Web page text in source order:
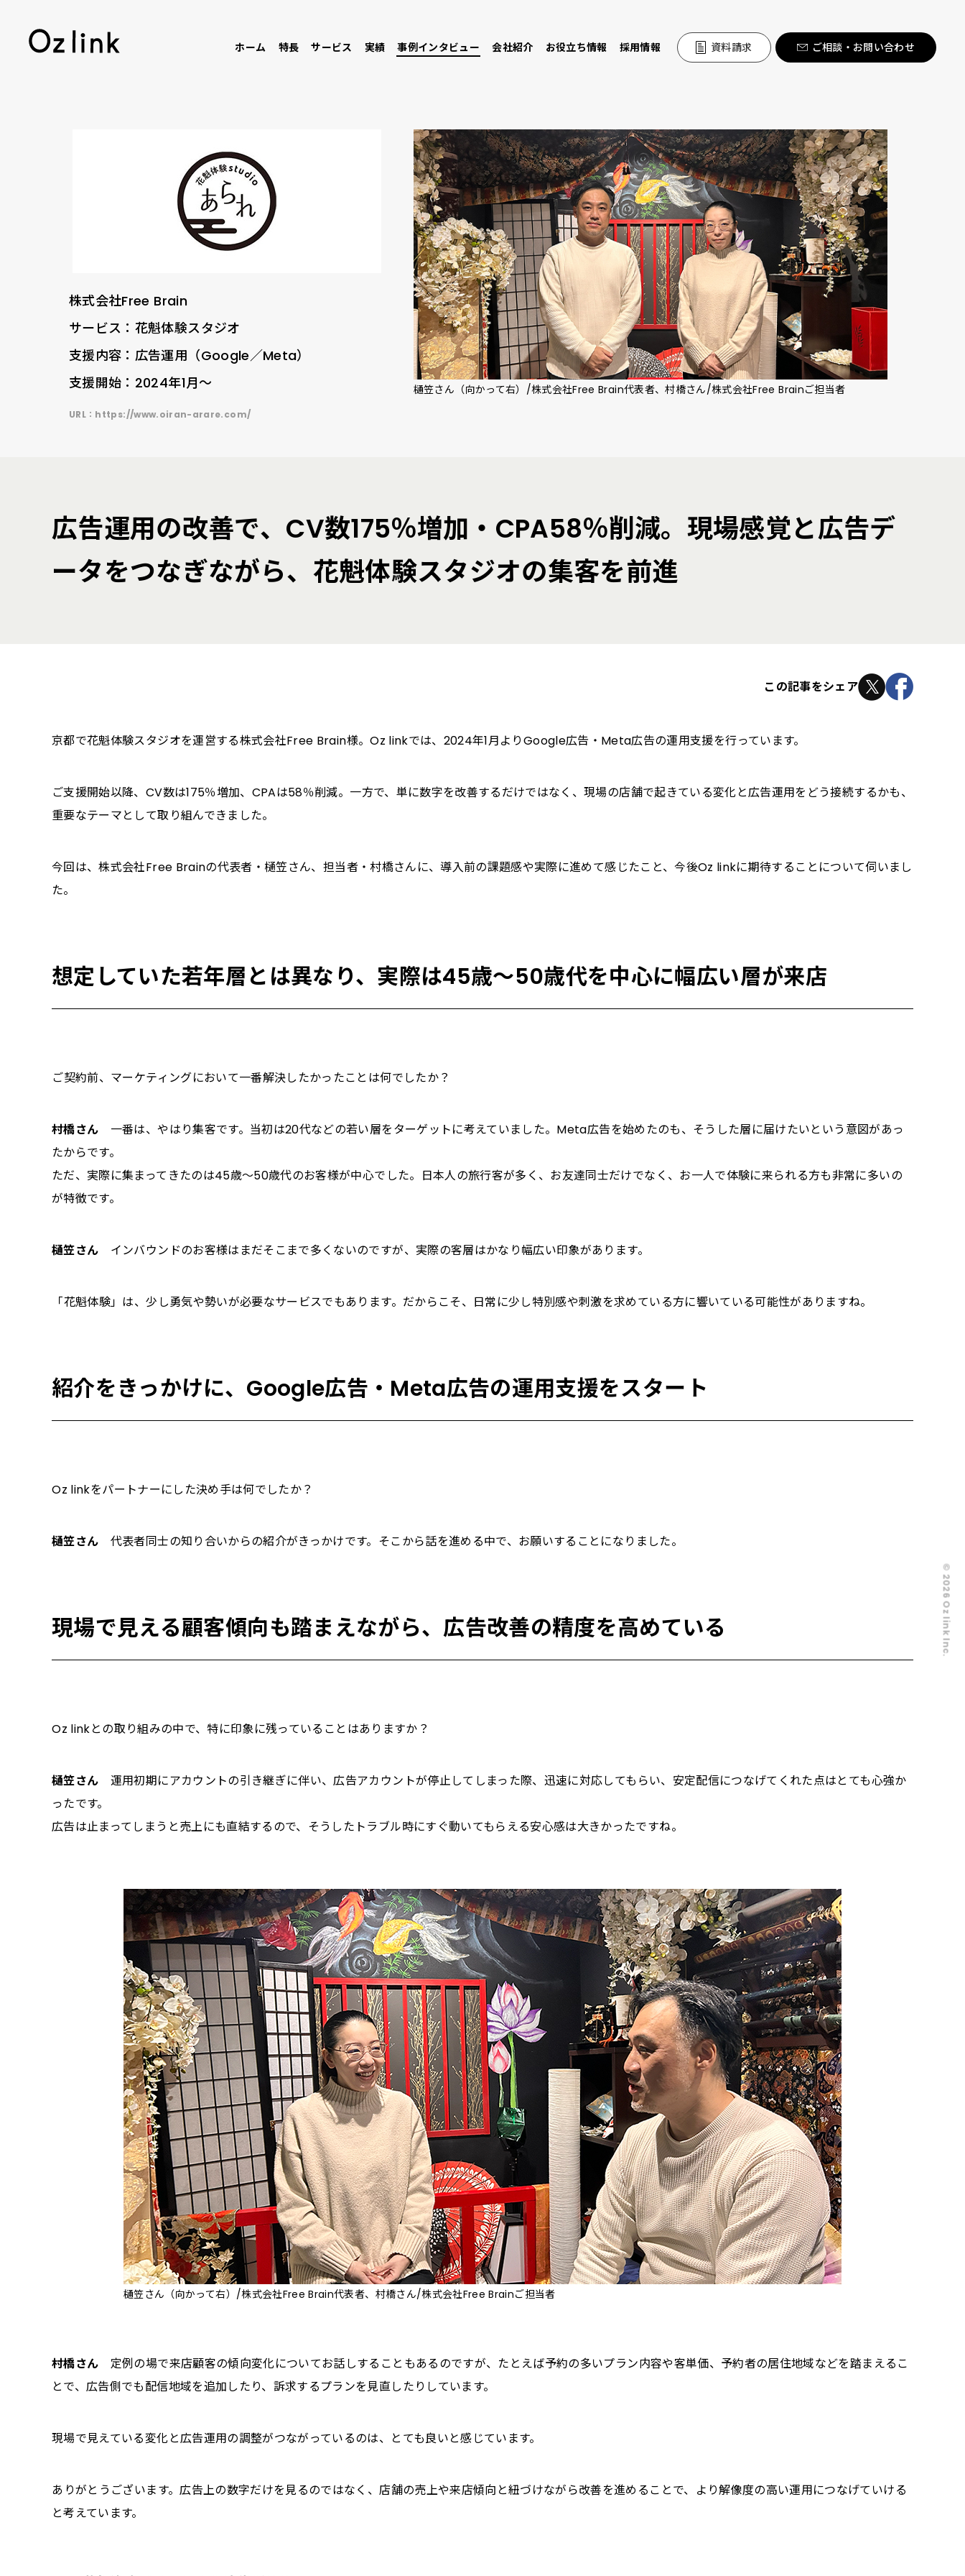
ホーム 特長 サービス 実績 事例インタビュー 会社紹介 お役立ち情報 採用情報 資料請求 ご相談・お問い合わせ
株式会社Free Brain
サービス：花魁体験スタジオ
支援内容：広告運用（Google／Meta）
支援開始：2024年1月〜
URL： https://www.oiran-arare.com/
樋笠さん（向かって右）/株式会社Free Brain代表者、村橋さん/株式会社Free Brainご担当者
広告運用の改善で、CV数175％増加・CPA58％削減。現場感覚と広告デ
ータをつなぎながら、花魁体験スタジオの集客を前進
この記事をシェア
京都で花魁体験スタジオを運営する株式会社Free Brain様。Oz linkでは、2024年1月よりGoogle広告・Meta広告の運用支援を行っています。
ご支援開始以降、CV数は175％増加、CPAは58％削減。一方で、単に数字を改善するだけではなく、現場の店舗で起きている変化と広告運用をどう接続するかも、
重要なテーマとして取り組んできました。
今回は、株式会社Free Brainの代表者・樋笠さん、担当者・村橋さんに、導入前の課題感や実際に進めて感じたこと、今後Oz linkに期待することについて伺いまし
た。
想定していた若年層とは異なり、実際は45歳〜50歳代を中心に幅広い層が来店
――ご契約前、マーケティングにおいて一番解決したかったことは何でしたか？
村橋さん 一番は、やはり集客です。当初は20代などの若い層をターゲットに考えていました。Meta広告を始めたのも、そうした層に届けたいという意図があっ
たからです。
ただ、実際に集まってきたのは45歳〜50歳代のお客様が中心でした。日本人の旅行客が多く、お友達同士だけでなく、お一人で体験に来られる方も非常に多いの
が特徴です。
樋笠さん インバウンドのお客様はまだそこまで多くないのですが、実際の客層はかなり幅広い印象があります。
――「花魁体験」は、少し勇気や勢いが必要なサービスでもあります。だからこそ、日常に少し特別感や刺激を求めている方に響いている可能性がありますね。
紹介をきっかけに、Google広告・Meta広告の運用支援をスタート
――Oz linkをパートナーにした決め手は何でしたか？
樋笠さん 代表者同士の知り合いからの紹介がきっかけです。そこから話を進める中で、お願いすることになりました。
現場で見える顧客傾向も踏まえながら、広告改善の精度を高めている
――Oz linkとの取り組みの中で、特に印象に残っていることはありますか？
樋笠さん 運用初期にアカウントの引き継ぎに伴い、広告アカウントが停止してしまった際、迅速に対応してもらい、安定配信につなげてくれた点はとても心強か
ったです。
広告は止まってしまうと売上にも直結するので、そうしたトラブル時にすぐ動いてもらえる安心感は大きかったですね。
樋笠さん（向かって右）/株式会社Free Brain代表者、村橋さん/株式会社Free Brainご担当者
村橋さん 定例の場で来店顧客の傾向変化についてお話しすることもあるのですが、たとえば予約の多いプラン内容や客単価、予約者の居住地域などを踏まえるこ
とで、広告側でも配信地域を追加したり、訴求するプランを見直したりしています。
現場で見えている変化と広告運用の調整がつながっているのは、とても良いと感じています。
――ありがとうございます。広告上の数字だけを見るのではなく、店舗の売上や来店傾向と紐づけながら改善を進めることで、より解像度の高い運用につなげていける
と考えています。
© 2026 Oz link Inc.